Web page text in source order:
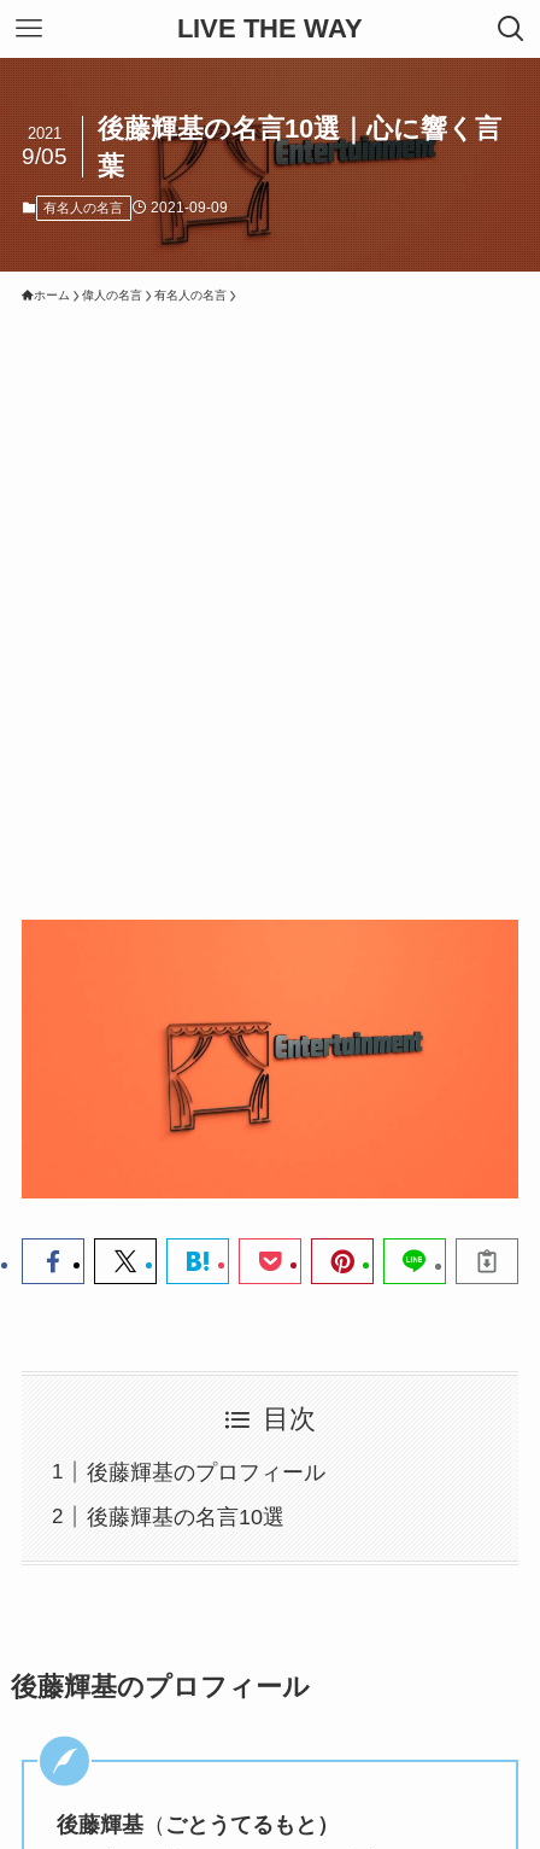
LIVE THE WAY
後藤輝基の名言10選｜心に響く言
葉
2021
9/05
有名人の名言 2021-09-09
ホーム 偉人の名言 有名人の名言
目次
後藤輝基のプロフィール
後藤輝基の名言10選
後藤輝基のプロフィール
後藤輝基（ ごとうてるもと）